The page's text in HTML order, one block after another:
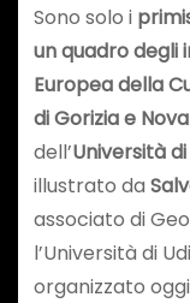
Sono solo i
un quadro degli
Europea della
di Gorizia e
dell’Università
illustrato da
associato di
l’Università di
organizzato